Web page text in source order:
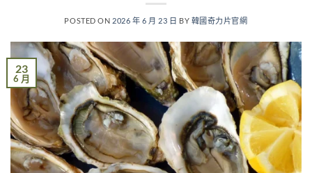
POSTED ON 2026 年 6 月 23 日 BY 韓國奇力片官網
23
6 月